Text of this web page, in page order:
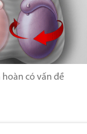
có vấn đề